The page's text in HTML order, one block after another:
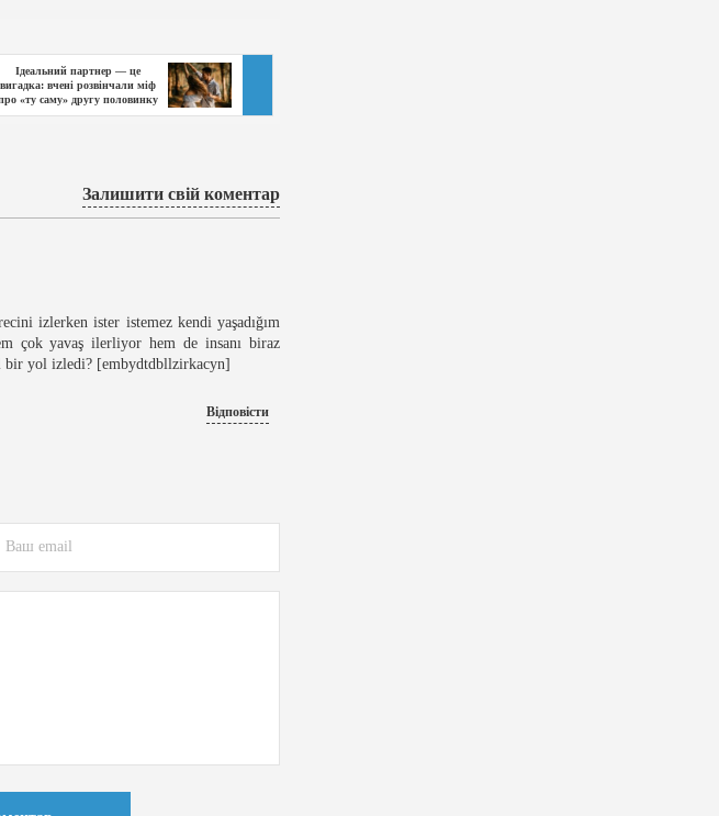
Ідеальний партнер — це
вигадка: вчені розвінчали міф
«ту саму» другу половинку
Залишити свій коментар
izlerken ister istemez kendi yaşadığım
çok yavaş ilerliyor hem de insanı biraz
bir yol izledi? [embydtdbllzirkacyn]
Відповісти